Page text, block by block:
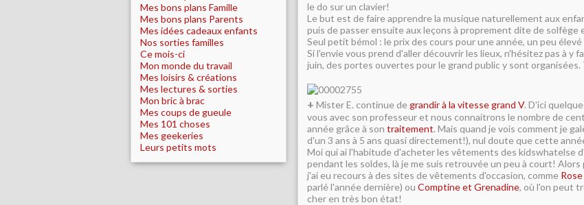
Mes bons plans Famille
Mes bons plans Parents
Mes idées cadeaux enfants
Nos sorties familles
Ce mois-ci
Mon monde du travail
Mes loisirs & créations
Mes lectures & sorties
Mon bric à brac
Mes coups de gueule
Mes 101 choses
Mes geekeries
Leurs petits mots
le do sur un clavier!
Le but est de faire apprendre la musique naturellement aux
puis de passer ensuite aux leçons à proprement dite de solfège
Seul petit bémol : le prix des cours pour une année, un peu
Si l'envie vous prend d'aller découvrir les lieux, n'hésitez pas à y
juin, des portes ouvertes pour le grand public y sont organisées.
+ Mister E. continue degrandir à la vitesse grand V. D'ici
vous avec son professeur et nous connaitrons le nombre de
année grâce à son traitement. Mais quand je vois comment je
d'un 3 ans à 5 ans quasi directement!), nul doute que cette
Moi qui ai l'habitude d'acheter les vêtements des kidswhatelse
pendant les soldes, là je me suis retrouvée un peu à court!
j'ai eu recours à des sites de vêtements d'occasion, comme
parlé l'année dernière) ou Comptine et Grenadine, où l'on peut
cher en très bon état!